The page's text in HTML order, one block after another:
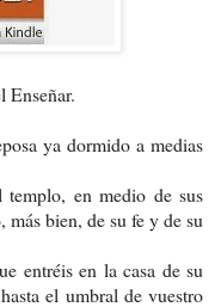
Enseñar.
ya dormido a medias
en medio de sus
bien, de su fe y de su
entréis en la casa de su
el umbral de vuestro